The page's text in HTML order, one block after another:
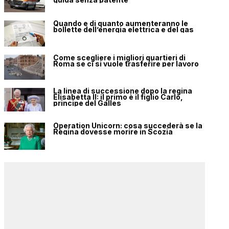
Quando e di quanto aumenteranno le
bollette dell’energia elettrica e del gas
Come scegliere i migliori quartieri di
Roma se ci si vuole trasferire per lavoro
La linea di successione dopo la regina
Elisabetta II: il primo è il figlio Carlo,
principe del Galles
Operation Unicorn: cosa succederà se la
Regina dovesse morire in Scozia